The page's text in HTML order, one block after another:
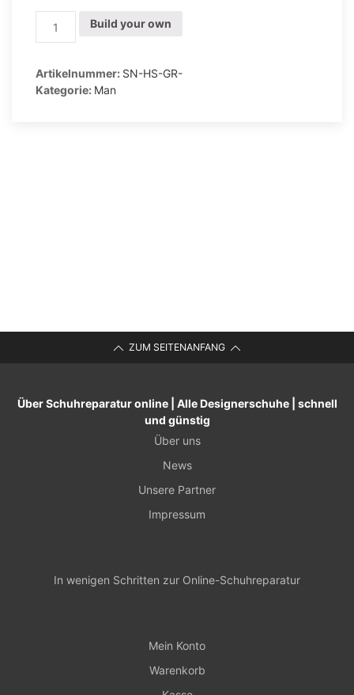
mit
grauer
Build your own
Artikelnummer: SN-HS-GR-
Kategorie: Man
ZUM SEITENANFANG
Über Schuhreparatur online | Alle Designerschuhe | schnell
und günstig
Über uns
News
Unsere Partner
Impressum
In wenigen Schritten zur Online-Schuhreparatur
Mein Konto
Warenkorb